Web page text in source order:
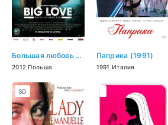
Большая любовь (2012)
2012 ,Польша
Паприка (1991)
1991 ,Италия
SD